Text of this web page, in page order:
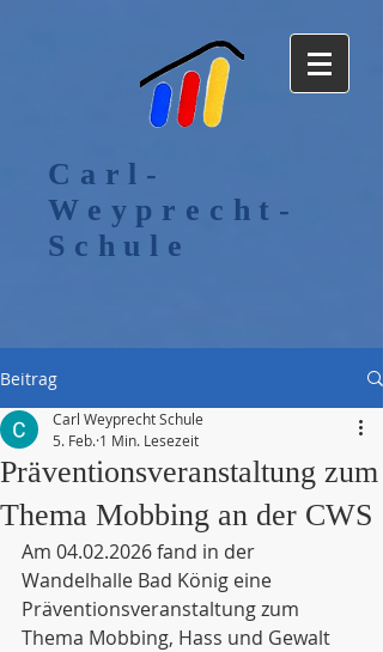
Carl-
Weyprecht-
Schule
Beitrag
Präventionsveranstaltung zum
Thema Mobbing an der CWS
Carl Weyprecht Schule
5. Feb. 1 Min. Lesezeit
Am 04.02.2026 fand in der
Wandelhalle Bad König eine
Präventionsveranstaltung zum
Thema Mobbing, Hass und Gewalt